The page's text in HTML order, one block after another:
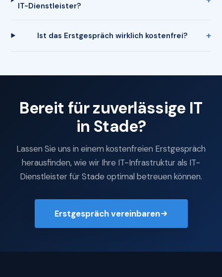
IT-Dienstleister?
Ist das Erstgespräch wirklich kostenfrei?
Bereit für zuverlässige IT
in Stade?
Lassen Sie uns in einem kostenfreien Erstgespräch
herausfinden, wie wir Ihre IT-Infrastruktur als IT-
Dienstleister für Stade optimal betreuen können.
Erstgespräch vereinbaren